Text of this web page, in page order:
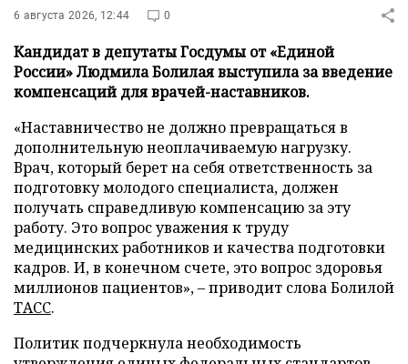
6 августа 2026, 12:44 0
Кандидат в депутаты Госдумы от «Единой
России» Людмила Болилая выступила за введение
компенсаций для врачей-наставников.
«Наставничество не должно превращаться в
дополнительную неоплачиваемую нагрузку.
Врач, который берет на себя ответственность за
подготовку молодого специалиста, должен
получать справедливую компенсацию за эту
работу. Это вопрос уважения к труду
медицинских работников и качества подготовки
кадров. И, в конечном счете, это вопрос здоровья
миллионов пациентов», – приводит слова Болилой
ТАСС.
Политик подчеркнула необходимость